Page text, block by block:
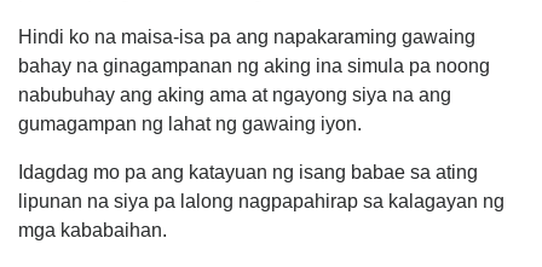
Hindi ko na maisa-isa pa ang napakaraming gawaing
bahay na ginagampanan ng aking ina simula pa noong
nabubuhay ang aking ama at ngayong siya na ang
gumagampan ng lahat ng gawaing iyon.
Idagdag mo pa ang katayuan ng isang babae sa ating
lipunan na siya pa lalong nagpapahirap sa kalagayan ng
mga kababaihan.